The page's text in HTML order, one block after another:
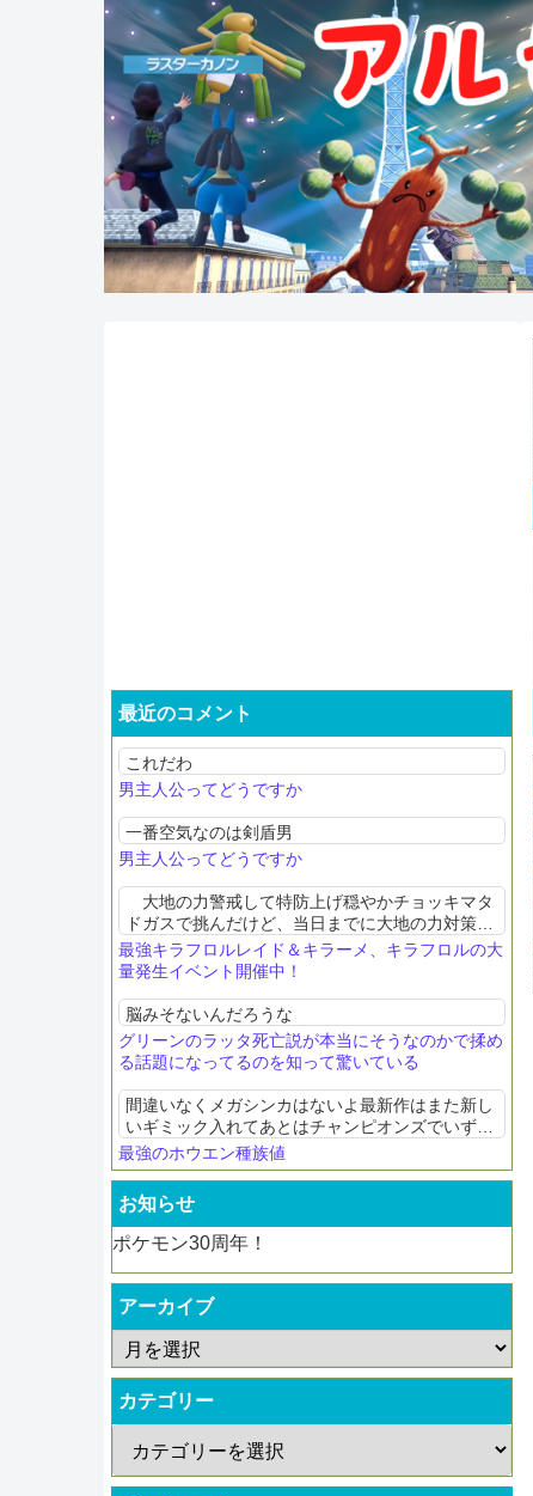
最近のコメント
これだわ
男主人公ってどうですか
一番空気なのは剣盾男
男主人公ってどうですか
大地の力警戒して特防上げ穏やかチョッキマタ
ドガスで挑んだけど、当日までに大地の力対策で
きる毒タイプを真剣に考えたのが無駄になっちま
ったな。 今回の最強レイドは今までと比べて比
最強キラフロルレイド＆キラーメ、キラフロルの大
量発生イベント開催中！
脳みそないんだろうな
グリーンのラッタ死亡説が本当にそうなのかで揉め
る話題になってるのを知って驚いている
間違いなくメガシンカはないよ最新作はまた新し
いギミック入れてあとはチャンピオンズでいずれ
かが使えたり使えなかったりのルールのローテだ
ろ確定ではないけどゼンブイリングは全て同時使
用出来るかは怪しい何も調...
最強のホウエン種族値
お知らせ
ポケモン30周年！
アーカイブ
カテゴリー